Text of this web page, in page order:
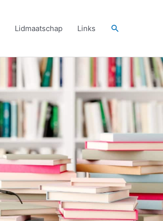
Lidmaatschap Links Zoeken